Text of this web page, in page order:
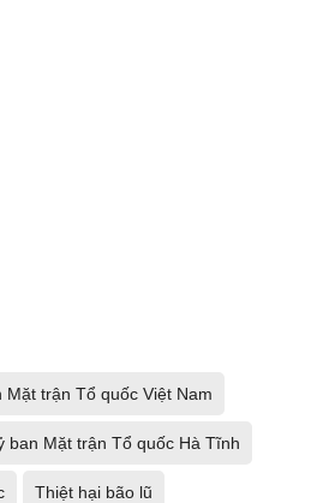
Mặt trận Tổ quốc Việt Nam
ban Mặt trận Tổ quốc Hà Tĩnh
Thiệt hại bão lũ